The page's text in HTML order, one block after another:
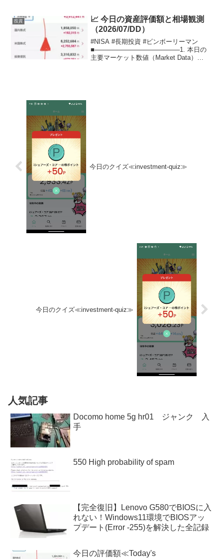
ます。終身雇用の時代が終わりを迎えて
いる今、私のような不器...
投資
📈 今日の資産評価額と相場観測
（2026/07/DD）
#NISA #長期投資 #ビンボーリーマン
■───────────────────1. 本日の
主要マーケット数値（Market Data）
今日のクイズ≪investment-quiz≫
今日のクイズ≪investment-quiz≫
人気記事
Docomo home 5g hr01 ジャンク 入
手
550 High probability of spam
【完全復旧】Lenovo G580でBIOSに入
れない！Windows11環境でBIOSアッ
プデート(Error -255)を解決した全記録
今日の評価額≪Today's